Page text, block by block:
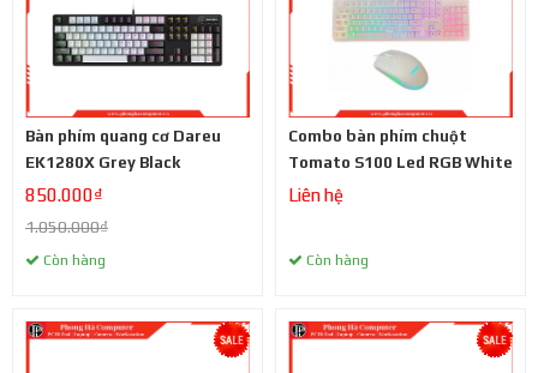
Bàn phím quang cơ Dareu
EK1280X Grey Black
850.000₫
1.050.000₫
Còn hàng
Combo bàn phím chuột
Tomato S100 Led RGB White
Liên hệ
Còn hàng